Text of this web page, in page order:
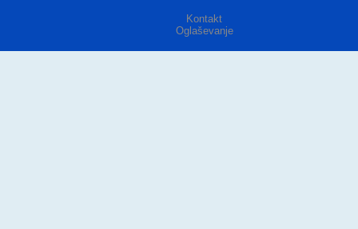
Kontakt
Oglaševanje